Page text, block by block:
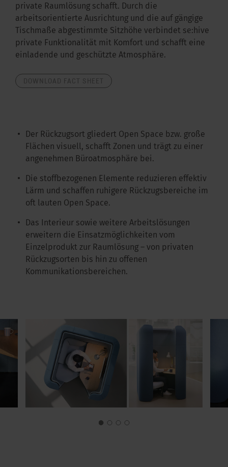
private Raumlösung schafft. Durch die
arbeitsorientierte Ausrichtung und die auf gängige
Tischmaße abgestimmte Sitzhöhe verbindet se:hive
private Funktionalität mit Komfort und schafft eine
einladende und geschützte Atmosphäre.
Der Rückzugsort gliedert Open Space bzw. große
Flächen visuell, schafft Zonen und trägt zu einer
angenehmen Büroatmosphäre bei.
Die stoffbezogenen Elemente reduzieren effektiv
Lärm und schaffen ruhigere Rückzugsbereiche im
oft lauten Open Space.
Das Interieur sowie weitere Arbeitslösungen
erweitern die Einsatzmöglichkeiten vom
Einzelprodukt zur Raumlösung – von privaten
Rückzugsorten bis hin zu offenen
Kommunikationsbereichen.